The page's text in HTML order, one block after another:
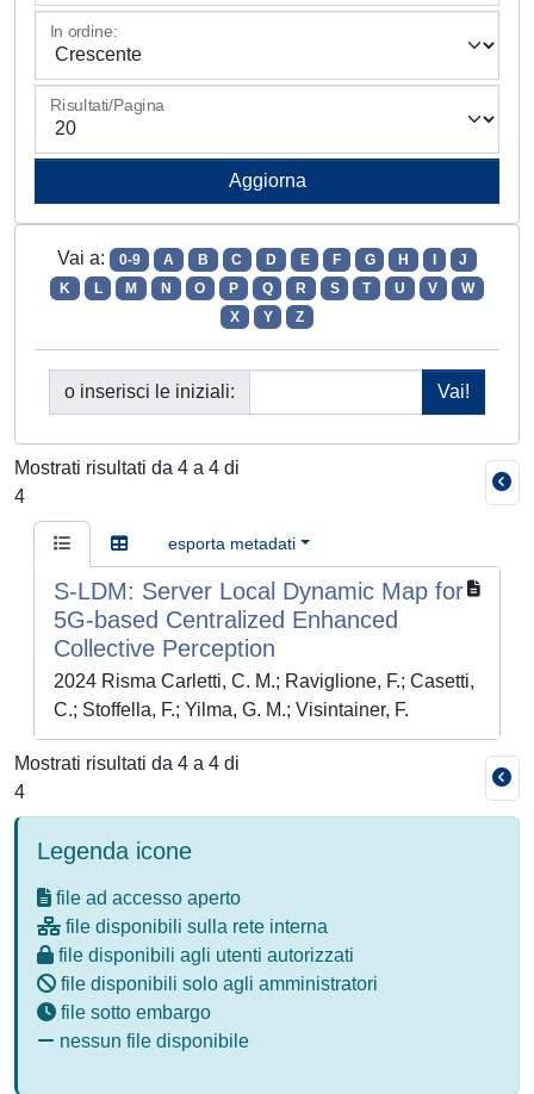
In ordine:
Risultati/Pagina
Vai a: 0-9 A B C D E F G H
J
K
L M N O P Q R S T U V
W
X
Y Z
o inserisci le iniziali:
Mostrati risultati da 4 a 4 di
4
esporta metadati
S-LDM: Server Local Dynamic Map for
5G-based Centralized Enhanced
Collective Perception
2024 Risma Carletti, C. M.; Raviglione, F.; Casetti,
C.; Stoffella, F.; Yilma, G. M.; Visintainer, F.
Mostrati risultati da 4 a 4 di
4
Legenda icone
file ad accesso aperto
file disponibili sulla rete interna
file disponibili agli utenti autorizzati
file disponibili solo agli amministratori
file sotto embargo
nessun file disponibile